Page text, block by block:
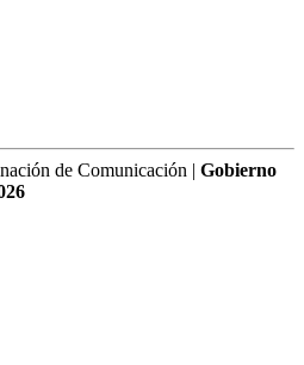
de Comunicación | Gobierno